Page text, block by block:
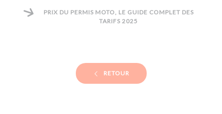
PRIX DU PERMIS MOTO, LE GUIDE COMPLET DES
TARIFS 2025
RETOUR